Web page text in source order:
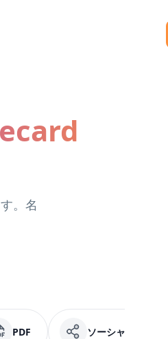
。名
PDF ソーシャルメディア